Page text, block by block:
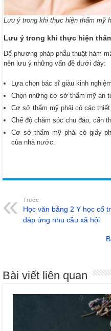
Lưu ý trong khi thực hiện thẩm mỹ
Lưu ý trong khi thực hiện
Để phương pháp phẫu thuật hàm
nên lưu ý những vấn đề dưới đây:
Lựa chọn bác sĩ giàu kinh
Chọn những cơ sở thẩm mỹ an
Cơ sở thẩm mỹ phải có các
Chế độ chăm sóc chu đáo, cẩn
Cơ sở thẩm mỹ phải có giấy
của nhà nước.
Trước
Học văn bằng 2 Y học cổ
đáp ứng nhu cầu xã hội
Bài viết liên quan